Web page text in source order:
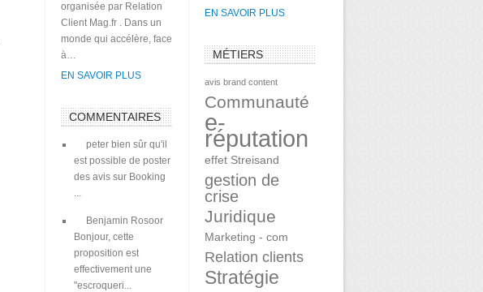
organisée par Relation
Client Mag.fr . Dans un
monde qui accélère, face
à…
EN SAVOIR PLUS
COMMENTAIRES
peter bien sûr qu'il
est possible de poster
des avis sur Booking
...
Benjamin Rosoor
Bonjour, cette
proposition est
effectivement une
"escroqueri...
EN SAVOIR PLUS
MÉTIERS
avis brand content
Communauté
e-
réputation
effet Streisand
gestion de
crise
Juridique
Marketing - com
Relation clients
Stratégie